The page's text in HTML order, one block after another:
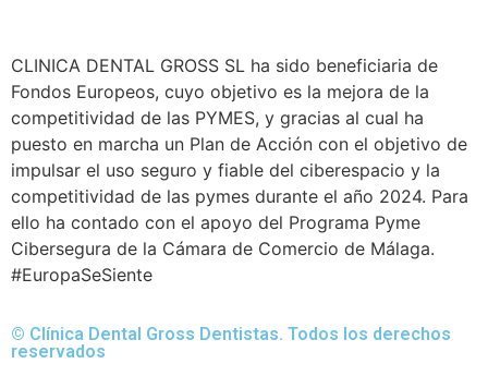
CLINICA DENTAL GROSS SL ha sido beneficiaria de
Fondos Europeos, cuyo objetivo es la mejora de la
competitividad de las PYMES, y gracias al cual ha
puesto en marcha un Plan de Acción con el objetivo de
impulsar el uso seguro y fiable del ciberespacio y la
competitividad de las pymes durante el año 2024. Para
ello ha contado con el apoyo del Programa Pyme
Cibersegura de la Cámara de Comercio de Málaga.
#EuropaSeSiente
© Clínica Dental Gross Dentistas. Todos los derechos
reservados